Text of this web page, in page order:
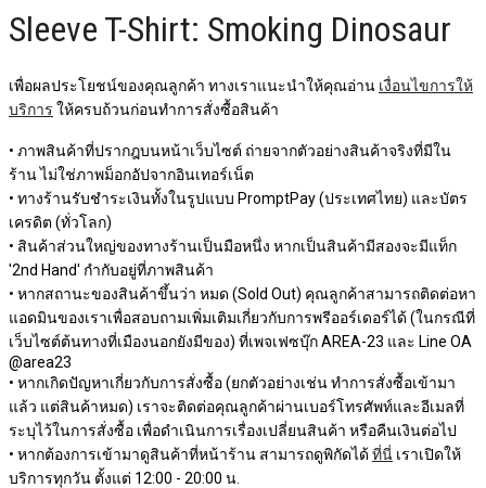
Sleeve T-Shirt: Smoking Dinosaur
เพื่อผลประโยชน์ของคุณลูกค้า ทางเราแนะนำให้คุณอ่าน เงื่อนไขการให้
บริการ ให้ครบถ้วนก่อนทำการสั่งซื้อสินค้า
• ภาพสินค้าที่ปรากฎบนหน้าเว็บไซต์ ถ่ายจากตัวอย่างสินค้าจริงที่มีใน
ร้าน ไม่ใช่ภาพม็อกอัปจากอินเทอร์เน็ต
• ทางร้านรับชำระเงินทั้งในรูปแบบ PromptPay (ประเทศไทย) และบัตร
เครดิต (ทั่วโลก)
• สินค้าส่วนใหญ่ของทางร้านเป็นมือหนึ่ง หากเป็นสินค้ามีสองจะมีแท็ก
'2nd Hand' กำกับอยู่ที่ภาพสินค้า
• หากสถานะของสินค้าขึ้นว่า หมด (Sold Out) คุณลูกค้าสามารถติดต่อหา
แอดมินของเราเพื่อสอบถามเพิ่มเติมเกี่ยวกับการพรีออร์เดอร์ได้ (ในกรณีที่
เว็บไซต์ต้นทางที่เมืองนอกยังมีของ) ที่เพจเฟซบุ๊ก AREA-23 และ Line OA
@area23
• หากเกิดปัญหาเกี่ยวกับการสั่งซื้อ (ยกตัวอย่างเช่น ทำการสั่งซื้อเข้ามา
แล้ว แต่สินค้าหมด) เราจะติดต่อคุณลูกค้าผ่านเบอร์โทรศัพท์และอีเมลที่
ระบุไว้ในการสั่งซื้อ เพื่อดำเนินการเรื่องเปลี่ยนสินค้า หรือคืนเงินต่อไป
• หากต้องการเข้ามาดูสินค้าที่หน้าร้าน สามารถดูพิกัดได้ ที่นี่ เราเปิดให้
บริการทุกวัน ตั้งแต่ 12:00 - 20:00 น.